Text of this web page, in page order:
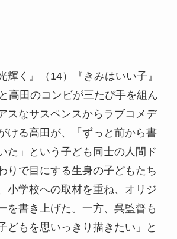
輝く』（14）『きみはいい子』
高田のコンビが三たび手を組ん
スなサスペンスからラブコメデ
ける高田が、「ずっと前から書
た」という子ども同士の人間ド
りで目にする生身の子どもたち
小学校への取材を重ね、オリジ
を書き上げた。一方、呉監督も
どもを思いっきり描きたい」と